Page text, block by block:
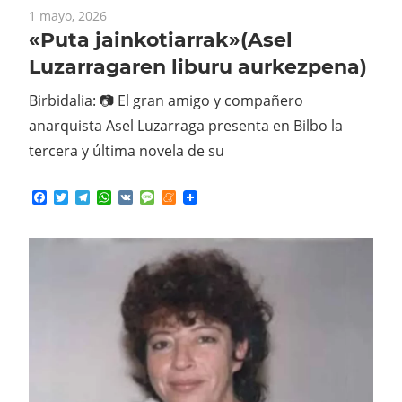
1 mayo, 2026
«Puta jainkotiarrak»(Asel
Luzarragaren liburu aurkezpena)
Birbidalia: 📷 El gran amigo y compañero
anarquista Asel Luzarraga presenta en Bilbo la
tercera y última novela de su
Facebook
TwitterTelegram
WhatsApp
VK MessageMeneame